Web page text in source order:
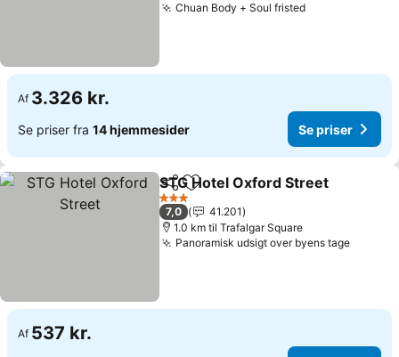
Chuan Body + Soul fristed
Af 3.326 kr.
Se priser fra 14 hjemmesider Se priser
Del Føj til favoritter
STG Hotel Oxford Street
3 Stjerner
7,0
41.201
1.0 km til Trafalgar Square
Panoramisk udsigt over byens tage
Af 537 kr.